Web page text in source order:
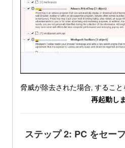
脅威が除去された場合, するこ
再起動し
ステップ 2: PC をセー